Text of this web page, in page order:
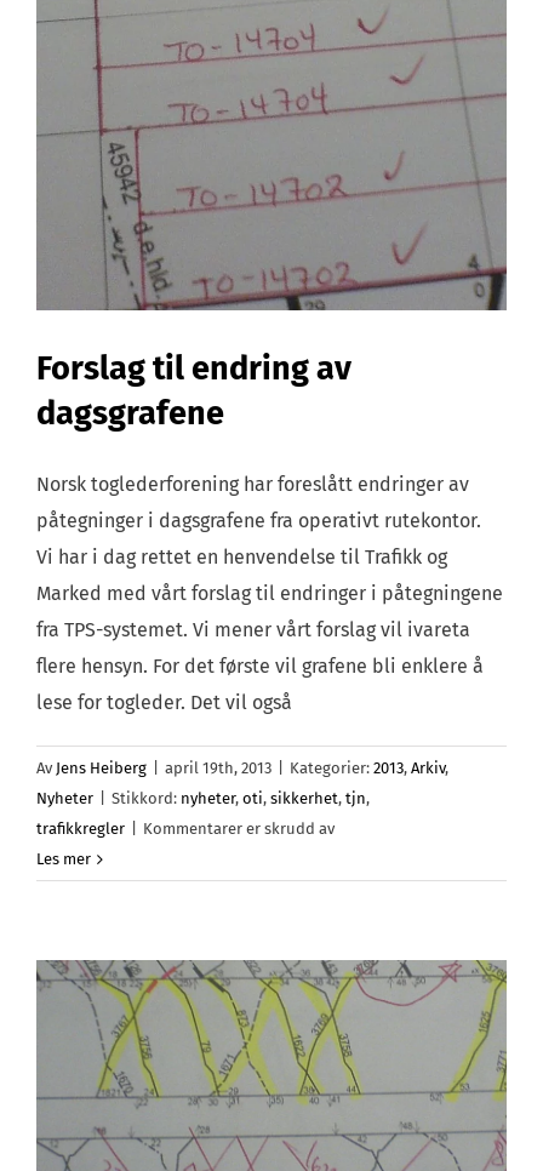
Forslag til endring av
dagsgrafene
Norsk toglederforening har foreslått endringer av
påtegninger i dagsgrafene fra operativt rutekontor.
Vi har i dag rettet en henvendelse til Trafikk og
Marked med vårt forslag til endringer i påtegningene
fra TPS-systemet. Vi mener vårt forslag vil ivareta
flere hensyn. For det første vil grafene bli enklere å
lese for togleder. Det vil også
Av Jens Heiberg april 19th, 2013 Kategorier: 2013, Arkiv,
Nyheter
Stikkord: nyheter, oti, sikkerhet, tjn,
trafikkregler
Kommentarer er skrudd avfor
dagsgrafene
Les mer